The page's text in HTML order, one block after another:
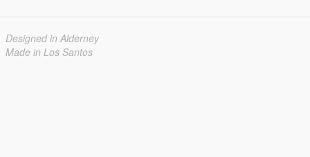
Designed in Alderney
Made in Los Santos